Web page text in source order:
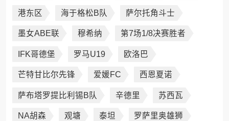
港东区 海于格松B队 萨尔托角斗士
墨女ABE联 穆希纳 第7场1/8决赛胜者
IFK哥德堡 罗马U19 欧洛巴
芒特甘比尔先锋 爱媛FC 西恩夏诺
萨布塔罗提比利锡B队 辛德里 苏西瓦
NA胡森 观塘 泰坦 罗萨里奥雄狮